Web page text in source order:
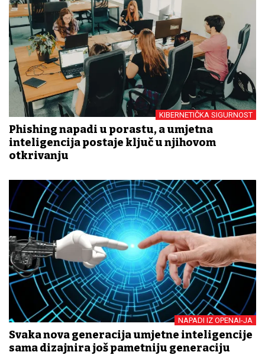
KIBERNETIČKA SIGURNOST
Phishing napadi u porastu, a umjetna
inteligencija postaje ključ u njihovom
otkrivanju
NAPADI IZ OPENAI-JA
Svaka nova generacija umjetne inteligencije
sama dizajnira još pametniju generaciju